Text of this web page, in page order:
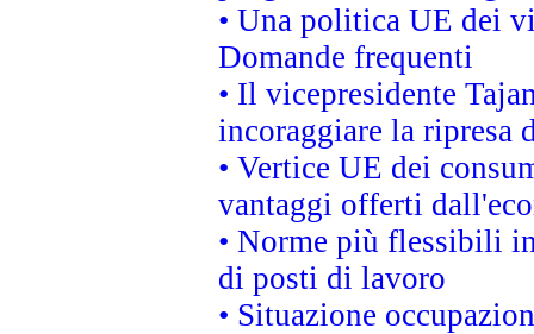
• Una politica UE dei
Domande frequenti
• Il vicepresidente
incoraggiare la ripresa
• Vertice UE dei
vantaggi offerti
• Norme più flessibili
di posti di lavoro
• Situazione